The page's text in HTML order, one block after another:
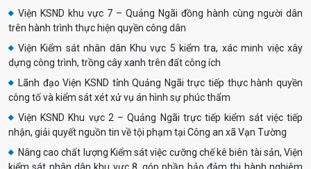
Viện KSND khu vực 7 – Quảng Ngãi đồng hành cùng người dân
trên hành trình thực hiện quyền công dân
Viện Kiểm sát nhân dân Khu vực 5 kiểm tra, xác minh việc xây
dựng công trình, trồng cây xanh trên đất công ích
Lãnh đạo Viện KSND tỉnh Quảng Ngãi trực tiếp thực hành quyền
công tố và kiểm sát xét xử vụ án hình sự phúc thẩm
Viện KSND Khu vực 2 – Quảng Ngãi trực tiếp kiểm sát việc tiếp
nhận, giải quyết nguồn tin về tội phạm tại Công an xã Vạn Tường
Nâng cao chất lượng Kiểm sát việc cưỡng chế kê biên tài sản, Viện